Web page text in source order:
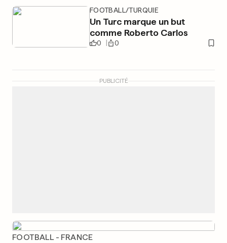
FOOTBALL/TURQUIE
Un Turc marque un but
comme Roberto Carlos
0 0
PUBLICITÉ
FOOTBALL - FRANCE